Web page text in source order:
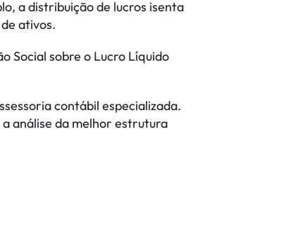
a distribuição de lucros isenta
ativos.
Social sobre o Lucro Líquido
contábil especializada.
análise da melhor estrutura